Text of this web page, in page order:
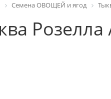
Семена ОВОЩЕЙ и ягод
Розелла